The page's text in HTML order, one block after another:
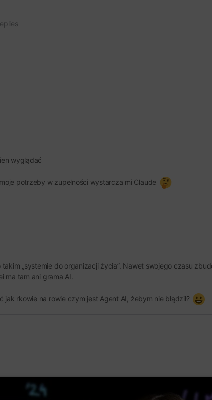
wyglądać
potrzeby w zupełności wystarcza mi Claude
„systemie do organizacji życia”. Nawet swojego czasu
tam ani grama AI.
rkowie na rowie czym jest Agent AI, żebym nie błądził?